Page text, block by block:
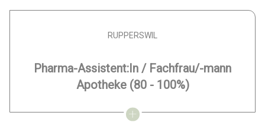
RUPPERSWIL
Pharma-Assistent:In / Fachfrau/-mann
Apotheke (80 - 100%)